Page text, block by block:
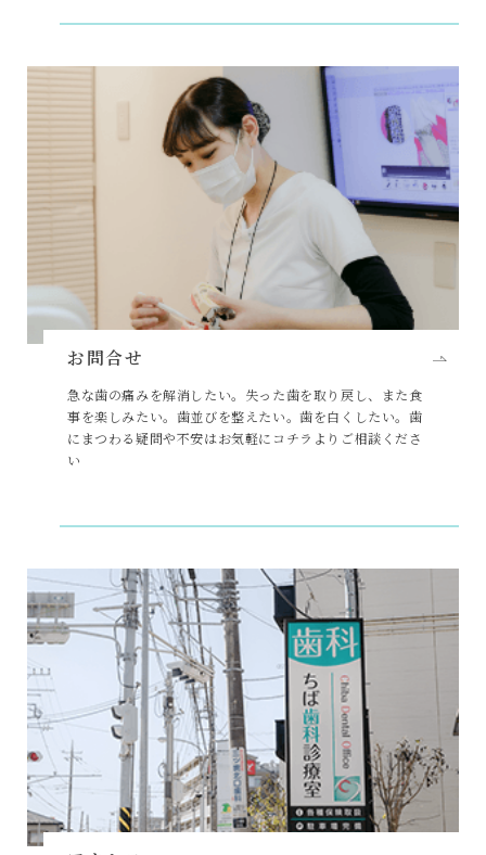
お問合せ
急な歯の痛みを解消したい。失った歯を取り戻し、また食
事を楽しみたい。歯並びを整えたい。歯を白くしたい。歯
にまつわる疑問や不安はお気軽にコチラよりご相談くださ
い